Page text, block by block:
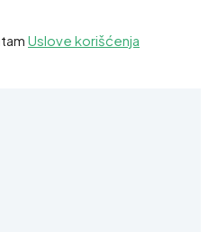
Uslove korišćenja